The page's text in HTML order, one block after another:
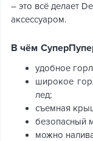
– это всё делает
аксессуаром.
В чём
удобное
широкое
лед;
съемная
безопасный
можно